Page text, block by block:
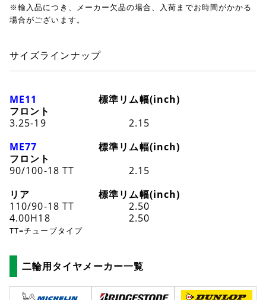
※輸入品につき、メーカー欠品の場合、入荷までお時間がかかる
場合がございます。
サイズラインナップ
ME11
フロント
3.25-19
ME77
フロント
90/100-18 TT
リア
110/90-18 TT
4.00H18
標準リム幅(inch)
2.15
標準リム幅(inch)
2.15
標準リム幅(inch)
2.50
2.50
TT=チューブタイプ
二輪用タイヤメーカー一覧